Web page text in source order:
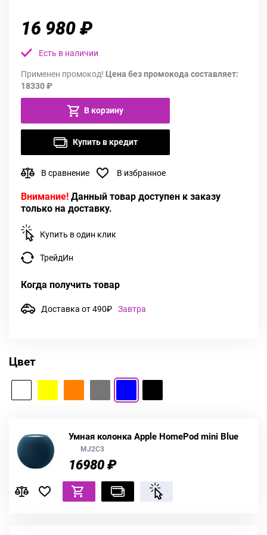
16 980 ₽
Есть в наличии
Применен промокод! Цена без промокода составляет:
18330 ₽
В корзину
Купить в кредит
В сравнение В избранное
Внимание! Данный товар доступен к заказу
только на доставку.
Купить в один клик
ТрейдИн
Когда получить товар
Доставка от 490₽ Завтра
Цвет
Умная колонка Apple HomePod mini Blue
MJ2C3
16980 ₽